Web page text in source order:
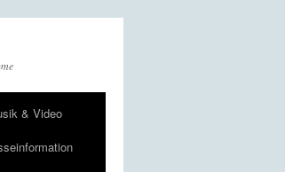
& Video